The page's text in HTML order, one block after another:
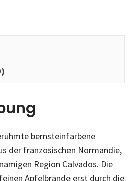
bernsteinfarbene
der französischen Normandie,
Region Calvados. Die
Apfelbrände erst durch die